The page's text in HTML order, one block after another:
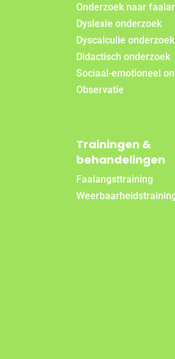
Onderzoek naar
Dyslexie onderzoek
Dyscalculie onderzoek
Didactisch onderzoek
Sociaal-emotioneel
Observatie
Trainingen &
behandelingen
Faalangsttraining